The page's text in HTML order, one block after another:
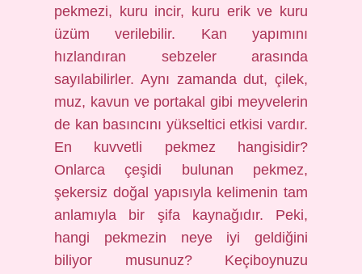
pekmezi, kuru incir, kuru erik ve kuru
üzüm verilebilir. Kan yapımını
hızlandıran sebzeler arasında
sayılabilirler. Aynı zamanda dut, çilek,
muz, kavun ve portakal gibi meyvelerin
de kan basıncını yükseltici etkisi vardır.
En kuvvetli pekmez hangisidir?
Onlarca çeşidi bulunan pekmez,
şekersiz doğal yapısıyla kelimenin tam
anlamıyla bir şifa kaynağıdır. Peki,
hangi pekmezin neye iyi geldiğini
biliyor musunuz? Keçiboynuzu